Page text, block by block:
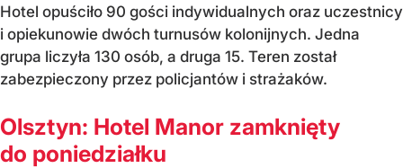
Hotel opuściło 90 gości indywidualnych oraz uczestnicy
i opiekunowie dwóch turnusów kolonijnych. Jedna
grupa liczyła 130 osób, a druga 15. Teren został
zabezpieczony przez policjantów i strażaków.
Olsztyn: Hotel Manor zamknięty
do poniedziałku